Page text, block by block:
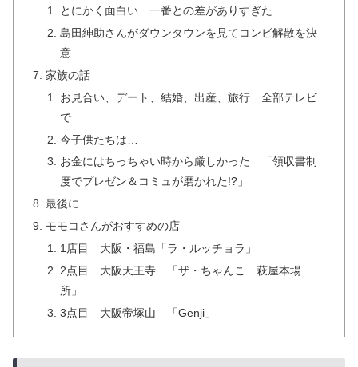
とにかく面白い 一番との差がありすぎた
島田紳助さんがダウンタウンを見てコンビ解散を決
意
家族の話
お見合い、デート、結婚、出産、旅行…全部テレビ
で
今子供たちは…
お金にはちっちゃい時から厳しかった 「領収書制
度でプレゼン＆コミュが磨かれた!?」
最後に…
モモコさんがおすすめの店
1店目 大阪・福島「ラ・ルッチョラ」
2点目 大阪天王寺 「ザ・ちゃんこ 萩屋本場
所」
3点目 大阪帝塚山 「Genji」